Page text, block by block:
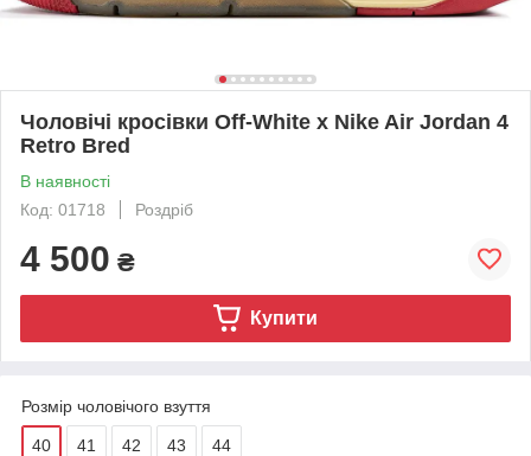
Чоловічі кросівки Off-White x Nike Air Jordan 4
Retro Bred
В наявності
Код: 01718
Роздріб
4 500 ₴
Купити
Розмір чоловічого взуття
40 41 42 43 44